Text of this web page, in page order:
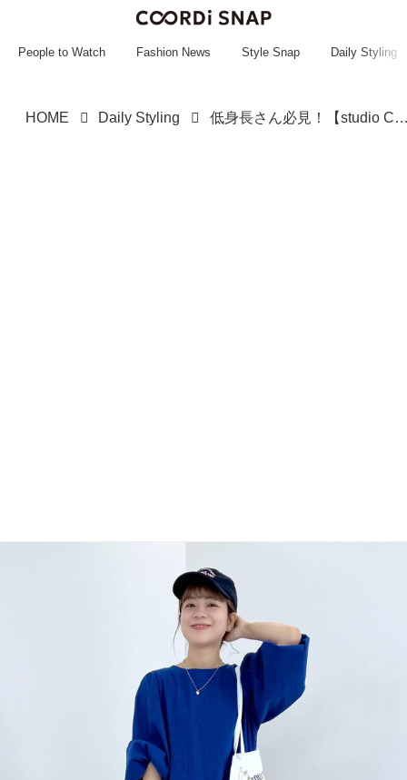
~~~~~~~~~~~
People to Watch Fashion News Style Snap Daily Styling
HOME Daily Styling 低身長さん必見！【studio CLIP】大人の垢抜けに効